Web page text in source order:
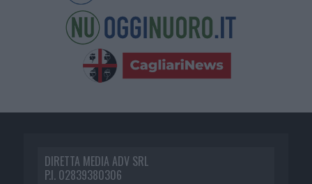
DIRETTA MEDIA ADV SRL
P.I. 02839380306